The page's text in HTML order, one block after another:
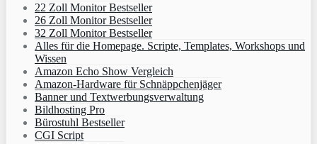
22 Zoll Monitor Bestseller
26 Zoll Monitor Bestseller
32 Zoll Monitor Bestseller
Alles für die Homepage. Scripte, Templates, Workshops und
Wissen
Amazon Echo Show Vergleich
Amazon-Hardware für Schnäppchenjäger
Banner und Textwerbungsverwaltung
Bildhosting Pro
Bürostuhl Bestseller
CGI Script